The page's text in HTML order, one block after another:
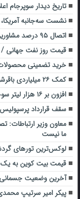
تاریخ دیدار سوپرجام
نشست سه‌جانبه
اتصال ۹۵ درصد مشاورین املاک کرمان به سامانه کاتب
قیمت روز نفت جهانی /
خرید تضمینی محصولات کشاورزی ۱۲۹
کمک ۲۶ میلیاردی باقرشهری‌ها برای توسعه حرم امام حسین (ع)
افزون بر ۱۶ هزار لیتر سوخت قاچاق در قشم کشف شد
سقف قرارداد پرسپولیس از ۲۵ میلیارد به ۷۰ میلیارد
معاون وزیر ارتباطات:
ما نیست
لوکس‌ترین تورهای
قیمت بیت کوین به یک قدمی ۱۰۰
آخرین وضعیت جسمانی
پیکر امیر سرتیپ